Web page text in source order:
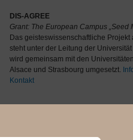
DIS-AGREE
Grant: The European Campus „Seed
Das geisteswissenschaftliche
steht unter der Leitung der
wird gemeinsam mit den
Alsace und Strasbourg umgesetzt.
Kontakt